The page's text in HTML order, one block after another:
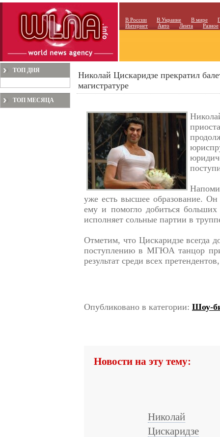
В России В Украине В мире
Интернет
Авто Лента Разное
ТОП ДНЯ
ТОП МЕСЯЦА
Николай Цискаридзе прекратил
магистратуре
уже есть высшее образование.
ему и помогло добиться
исполняет сольные партии в
Отметим, что Цискаридзе всегда
поступлению в МГЮА танцор при
результат среди всех
Опубликовано в категории: Шоу-
Новости на эту тему:
Николай
Цискаридзе